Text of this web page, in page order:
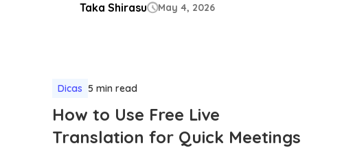
Taka ShirasuMay 4, 2026
Dicas 5 min read
How to Use Free Live
Translation for Quick Meetings